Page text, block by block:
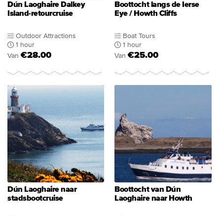
Dún Laoghaire Dalkey
Island-retourcruise
Outdoor Attractions
1 hour
Van €28.00
Boottocht langs de Ierse
Eye / Howth Cliffs
Boat Tours
1 hour
Van €25.00
Dún Laoghaire naar
stadsbootcruise
Boottocht van Dún
Laoghaire naar Howth